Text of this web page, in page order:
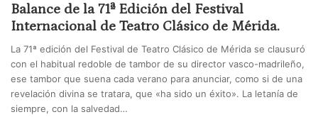
Balance de la 71ª Edición del Festival
Internacional de Teatro Clásico de Mérida.
La 71ª edición del Festival de Teatro Clásico de Mérida se clausuró
con el habitual redoble de tambor de su director vasco-madrileño,
ese tambor que suena cada verano para anunciar, como si de una
revelación divina se tratara, que «ha sido un éxito». La letanía de
siempre, con la salvedad…